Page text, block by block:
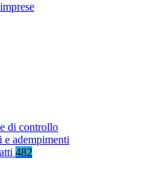
di controllo
adempimenti
482